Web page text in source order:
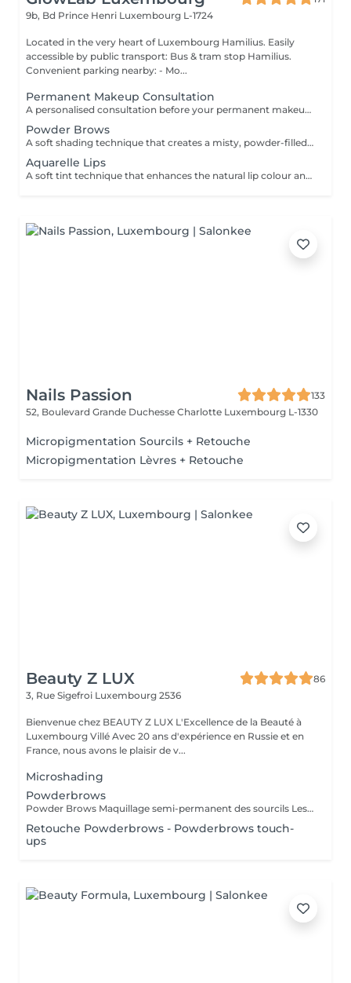
9b, Bd Prince Henri Luxembourg L-1724
Located in the very heart of Luxembourg Hamilius. Easily
accessible by public transport: Bus & tram stop Hamilius.
Convenient parking nearby: - Mo...
Permanent Makeup Consultation
A personalised consultation before your permanent makeup procedure, focused on creating a precise and natural result tailored to your features. We assess facial proportions, skin type, and desired outcome, and define the ideal shape and pigment to ensure a refined, balanced look. WHAT IS INCLUDED: - Face analysis and aesthetic assessment - Shape design and correction - Pigment selection - Procedure and healing guidance IMPORTANT: Complimentary consultation. Can be performed on the same day as the procedure.
Powder Brows
A soft shading technique that creates a misty, powder-filled effect, similar to lightly filled-in brows. Enhances shape, adds density, and delivers a clean, well-defined yet natural look. DURATION & MAINTENANCE: - Results last approximately 1-2 years, depending on skin type and lifestyle - A Touch-Up Session is required after 4-6 weeks to refine the shape and colour - Annual refresh is recommended to maintain optimal results BENEFITS: - Soft, natural definition - Fuller-looking brows - Long-lasting result - Low-maintenance routine INDICATIONS: - Sparse or uneven brows - Lack of definition - Desire for a soft makeup effect CONTRAINDICATIONS: - Pregnancy and breastfeeding - Active skin conditions - Open wounds in the area - Blood clotting disorders POST-CARE: - Avoid water and sweating for several days - Do not touch or pick the area - Apply recommended healing products - Avoid sun exposure during healing.
Aquarelle Lips
A soft tint technique that enhances the natural lip colour and shape with a sheer, translucent finish. Creates a fresh, hydrated, and naturally defined look. DURATION & MAINTENANCE: - Results last approximately 2-3 years - A Touch-Up Session is required after 4-6 weeks - Annual refresh is recommended BENEFITS: - Natural colour enhancement - Improved lip symmetry - Fresh, hydrated appearance - Long-lasting result INDICATIONS: - Pale or uneven lip colour - Lack of definition - Desire for natural enhancement CONTRAINDICATIONS: - Active herpes or infections - Pregnancy and breastfeeding - Irritation or damaged skin PRE-TREATMENT RECOMMENDATIONS: - It is recommended to take antiviral medication for 3 days prior to the procedure if prone to cold sores (herpes) - Avoid alcohol and blood-thinning medications 24-48 hours before treatment - Avoid lip irritation or aggressive treatments before the session POST-CARE: - Keep lips moisturised - Avoid spicy and hot foods - Do not peel the skin - Use SPF after healing
Nails Passion
133
52, Boulevard Grande Duchesse Charlotte Luxembourg L-1330
Micropigmentation Sourcils + Retouche
Micropigmentation Lèvres + Retouche
Beauty Z LUX
86
3, Rue Sigefroi Luxembourg 2536
Bienvenue chez BEAUTY Z LUX L'Excellence de la Beauté à
Luxembourg Villé Avec 20 ans d'expérience en Russie et en
France, nous avons le plaisir de v...
Microshading
Powderbrows
Powder Brows Maquillage semi-permanent des sourcils Les Powder Brows, aussi appelés ombrage des sourcils, sont une technique de maquillage semi-permanent qui donne un effet poudré, doux et structuré aux sourcils. Contrairement au microblading qui imite les poils, les Powder Brows créent un dégradé de couleur, plus ou moins intense selon le rendu souhaité. Idéal pour : Celles et ceux qui souhaitent des sourcils nets, remplis et bien dessinés Tous types de peau, y compris les peaux grasses ou sensibles Un rendu maquillé naturel ou plus sophistiqué selon vos envies Durée : La séance dure environ 1h Une retouche est à prévoir 4 à 6 semaines après la première séance Résultat durable de 1 à 3 ans selon le type de peau et l'entretien Avantages : Gagnez du temps chaque matin Des sourcils parfaits en toute circonstance Résultat sur mesure adapté à la morphologie de votre visage
Retouche Powderbrows - Powderbrows touch-
ups